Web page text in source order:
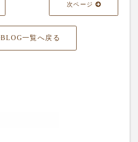
次ページ
BLOG一覧へ戻る